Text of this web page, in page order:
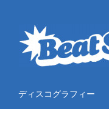
ディスコグラフィー